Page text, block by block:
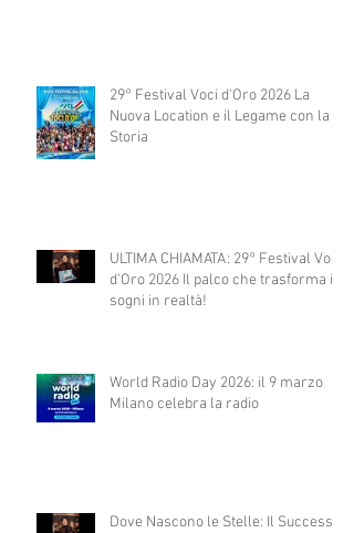
29° Festival Voci d'Oro 2026 La
Nuova Location e il Legame con la
Storia
ULTIMA CHIAMATA: 29° Festival Voci
d'Oro 2026 Il palco che trasforma i
sogni in realtà!
World Radio Day 2026: il 9 marzo
Milano celebra la radio
Dove Nascono le Stelle: Il Successo